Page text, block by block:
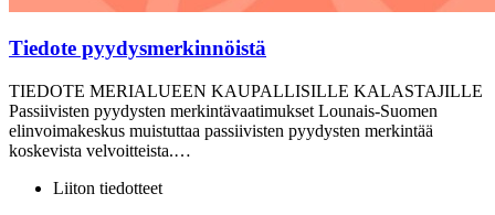
Tiedote pyydysmerkinnöistä
TIEDOTE MERIALUEEN KAUPALLISILLE KALASTAJILLE
Passiivisten pyydysten merkintävaatimukset Lounais-Suomen
elinvoimakeskus muistuttaa passiivisten pyydysten merkintää
koskevista velvoitteista.…
Liiton tiedotteet